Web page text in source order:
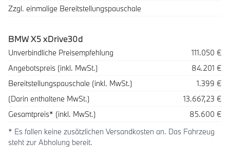
Zzgl. einmalige Bereitstellungspauschale
BMW X5 xDrive30d
Beschreibung Betrag
Unverbindliche Preisempfehlung
111.050 €
Angebotspreis (inkl. MwSt.)
84.201 €
Bereitstellungspauschale (inkl. MwSt.)
1.399 €
(Darin enthaltene MwSt.)
13.667,23 €
Gesamtpreis* (inkl. MwSt.)
85.600 €
* Es fallen keine zusätzlichen Versandkosten an. Das Fahrzeug
steht zur Abholung bereit.